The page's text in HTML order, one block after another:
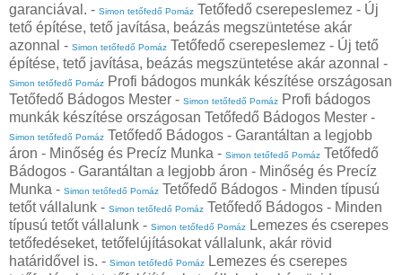
garanciával. - Simon tetőfedő Pomáz Tetőfedő cserepeslemez - Új
tető építése, tető javítása, beázás megszüntetése akár
azonnal - Simon tetőfedő Pomáz Tetőfedő cserepeslemez - Új tető
építése, tető javítása, beázás megszüntetése akár azonnal -
Simon tetőfedő Pomáz Profi bádogos munkák készítése országosan
Tetőfedő Bádogos Mester - Simon tetőfedő Pomáz Profi bádogos
munkák készítése országosan Tetőfedő Bádogos Mester -
Simon tetőfedő Pomáz Tetőfedő Bádogos - Garantáltan a legjobb
áron - Minőség és Precíz Munka - Simon tetőfedő Pomáz Tetőfedő
Bádogos - Garantáltan a legjobb áron - Minőség és Precíz
Munka - Simon tetőfedő Pomáz Tetőfedő Bádogos - Minden típusú
tetőt vállalunk - Simon tetőfedő Pomáz Tetőfedő Bádogos - Minden
típusú tetőt vállalunk - Simon tetőfedő Pomáz
Lemezes és cserepes
tetőfedéseket, tetőfelújításokat vállalunk, akár rövid
határidővel is. - Simon tetőfedő Pomáz
Lemezes és cserepes